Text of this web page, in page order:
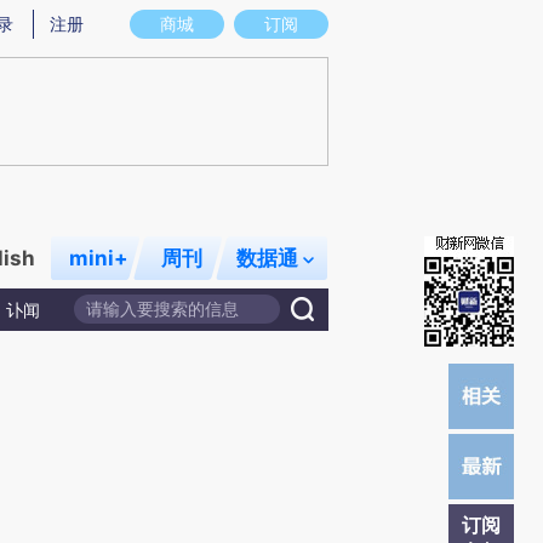
商城 订阅
注册
mini+ 周刊 数据通
讣闻
订阅